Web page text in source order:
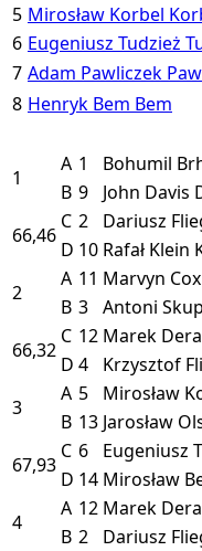
5 Mirosław Korbel
6 Eugeniusz Tudzież
7 Adam Pawliczek
8 Henryk Bem Bem
1
A 1 Bohumil
B 9 John Davis
66,46
C 2 Dariusz
D 10 Rafał Klein
2
A 11 Marvyn Cox
B 3 Antoni
66,32
C 12 Marek Dera
D 4 Krzysztof
3
A 5 Mirosław
B 13 Jarosław
67,93
C 6 Eugeniusz
D 14 Mirosław
4
A 12 Marek Dera
B 2 Dariusz